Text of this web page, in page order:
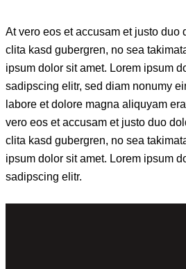
At vero eos et accusam et justo duo
clita kasd gubergren, no sea
ipsum dolor sit amet. Lorem ipsum
sadipscing elitr, sed diam nonumy
labore et dolore magna aliquyam
vero eos et accusam et justo duo
clita kasd gubergren, no sea
ipsum dolor sit amet. Lorem ipsum
sadipscing elitr.